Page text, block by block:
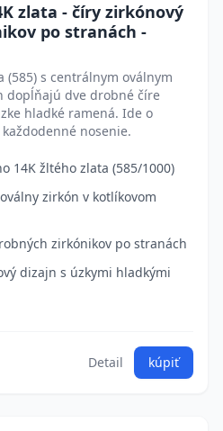
zlata - číry zirkónový
po stranách -
(585) s centrálnym oválnym
dopĺňajú dve drobné číre
hladké ramená. Ide o
nosenie.
14K žltého zlata (585/1000)
zirkón v kotlíkovom
zirkónikov po stranách
dizajn s úzkymi hladkými
Detail kúpiť